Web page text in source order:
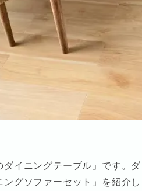
イニングテーブル」です。
グソファーセット」を紹介し